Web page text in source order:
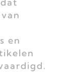
en